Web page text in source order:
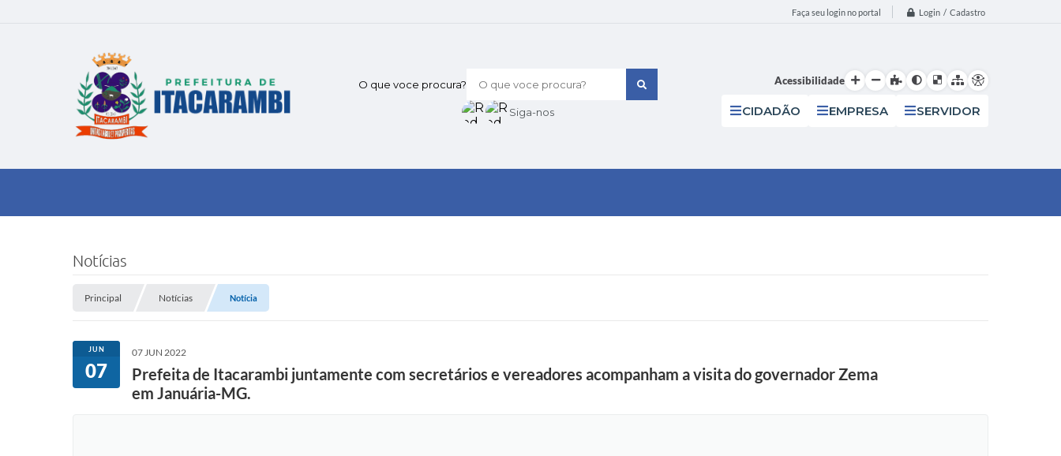
Faça seu login no portal Login / Cadastro
O que voce procura?
Siga-nos
Acessibilidade
CIDADÃO EMPRESA SERVIDOR
Notícias
Principal Notícias Notícia
JUN
07
07 JUN 2022
Prefeita de Itacarambi juntamente com secretários e vereadores acompanham a visita do governador Zema
em Januária-MG.